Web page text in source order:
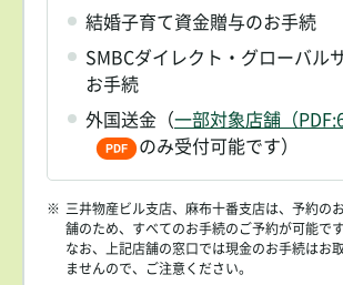
結婚子育て資金贈与のお手続
SMBCダイレクト・グローバル
お手続
外国送金（一部対象店舗（
のみ受付可能です）
※ 三井物産ビル支店、麻布十番支店は、予約の
舗のため、すべてのお手続のご予約が可能です
なお、上記店舗の窓口では現金のお手続はお
ませんので、ご注意ください。